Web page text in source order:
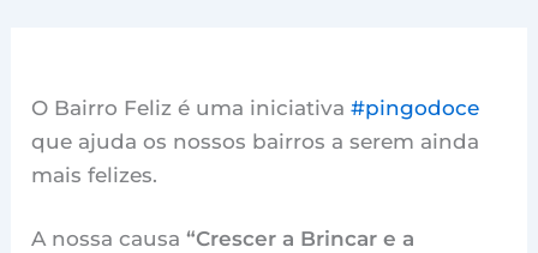
O Bairro Feliz é uma iniciativa#pingodoce
que ajuda os nossos bairros a serem ainda
mais felizes.
A nossa causa“Crescer a Brincar e a